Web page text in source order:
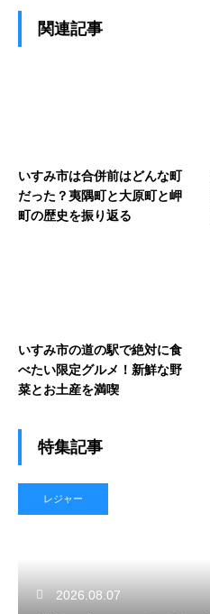
関連記事
いすみ市は合併前はどんな町
だった？夷隅町と大原町と岬
町の歴史を振り返る
いすみ市の道の駅で絶対に食
べたい限定グルメ！新鮮な野
菜とお土産を満喫
特集記事
レジャー
2026.08.07